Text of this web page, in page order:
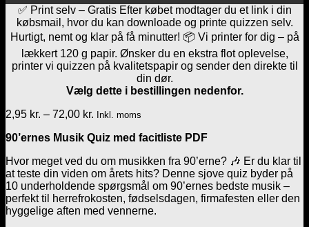
✅ Print selv – Gratis Efter købet modtager du et link i din
købsmail, hvor du kan downloade og printe quizzen selv.
Hurtigt, nemt og klar på få minutter! 📦 Vi printer for dig – på
lækkert 120 g papir. Ønsker du en ekstra flot oplevelse,
printer vi quizzen på kvalitetspapir og sender den direkte til
din dør.
Vælg dette i bestillingen nedenfor.
2,95 kr. – 72,00 kr. Prisinterval:
til
Inkl. moms
90’ernes Musik Quiz med facitliste PDF
Hvor meget ved du om musikken fra 90’erne? 🎶 Er du klar til
at teste din viden om årets hits? Denne sjove quiz byder på
10 underholdende spørgsmål om 90’ernes bedste musik –
perfekt til herrefrokosten, fødselsdagen, firmafesten eller den
hyggelige aften med vennerne.